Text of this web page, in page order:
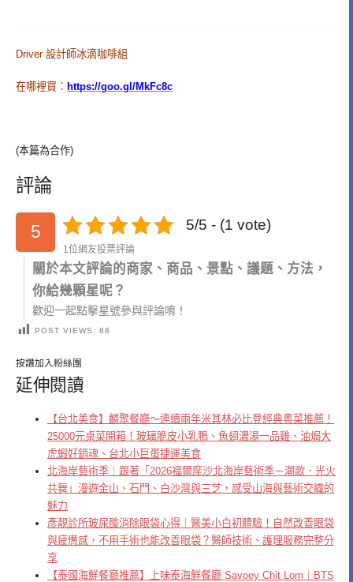
Driver 設計師冰滴咖啡組
在哪裡買： https://goo.gl/MkFc8c
(本篇為合作)
評論
5 5/5 - (1 vote)
1位網友投票評論
關於本文評論的商家、商品、景點、議題、方法，
你給幾顆星呢？
歡迎一起點擊星號參與評論唷！
POST VIEWS: 88
按讚加入粉絲團
延伸閱讀
【台北美食】麟聚餐廳～連續兩年米其林必比登經典粵菜推薦！
25000元桌菜開箱！玻璃脆皮小乳鴨、魚翅濃湯一品雞、油焗大
虎蝦好銷魂、台北小巨蛋捷運美食
北海岸藝術季｜跟著「2026福爾摩沙北海岸藝術季－潮歌．光火
共舞」漫遊金山、石門、白沙灣與三芝，感受山海與藝術交織的
魅力
彥靚診所玻尿酸消除眼袋心得｜醫美小白初體驗！自然改善眼袋
與疲憊感，不用手術也能改善眼袋？醫師技術、護理服務完整分
享
【泰國海鮮餐廳推薦】上味泰海鮮餐廳 Savoey Chit Lom｜BTS